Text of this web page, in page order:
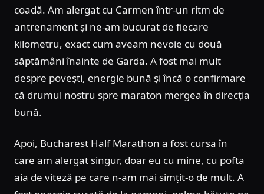
coadă. Am alergat cu Carmen într-un ritm de
antrenament și ne-am bucurat de fiecare
kilometru, exact cum aveam nevoie cu două
săptămâni înainte de Garda. A fost mai mult
despre povești, energie bună și încă o confirmare
că drumul nostru spre maraton mergea în direcția
bună.
Apoi, Bucharest Half Marathon a fost cursa în
care am alergat singur, doar eu cu mine, cu pofta
aia de viteză pe care n-am mai simțit-o de mult. A